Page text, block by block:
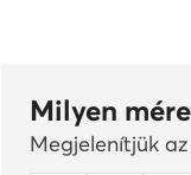
Milyen
Megjelenítjük